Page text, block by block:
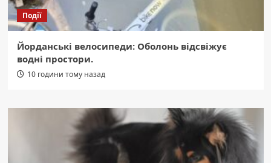
Події
Йорданські велосипеди: Оболонь відсвіжує
водні простори.
10 години тому назад